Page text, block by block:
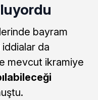
bayram
da
mevcut ikramiye